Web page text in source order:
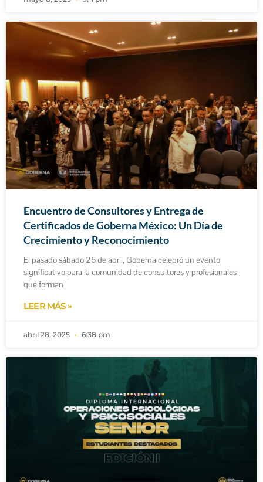
Encuentro de Consultores y Entrega de
Certificados de Goberna México: Un Día de
Crecimiento y Reconocimiento
El pasado sábado 26 de abril, Goberna celebró un evento
significativo para la comunidad de consultores y profesionales
que forman
LEER MÁS »
abril 28, 2025 6:38 pm